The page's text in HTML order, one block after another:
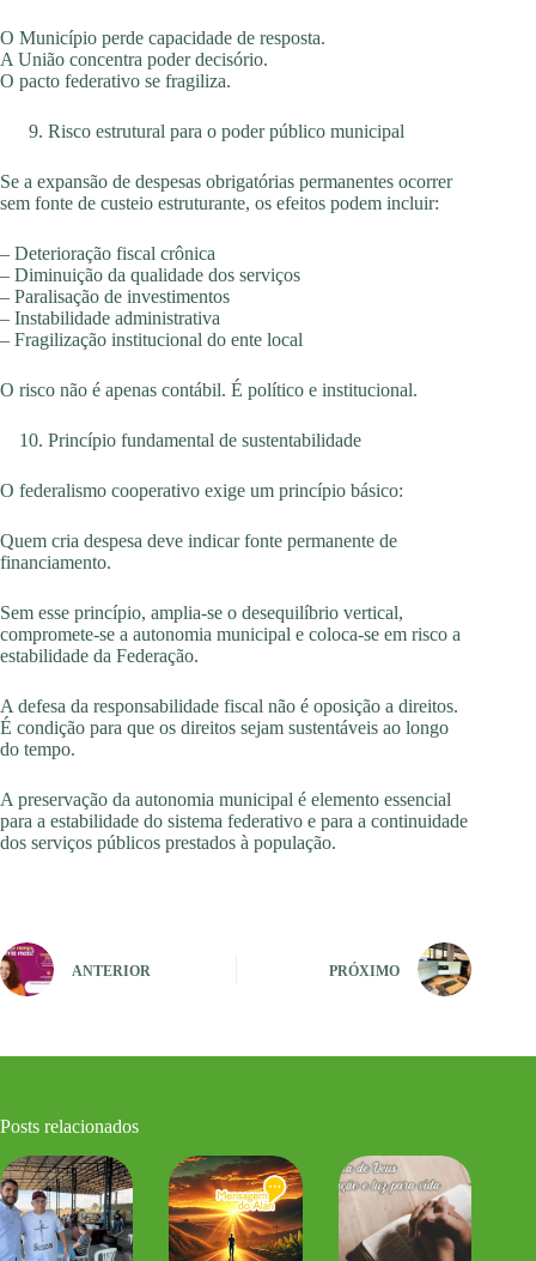
O Município perde capacidade de resposta.
A União concentra poder decisório.
O pacto federativo se fragiliza.
Risco estrutural para o poder público municipal
Se a expansão de despesas obrigatórias permanentes ocorrer
sem fonte de custeio estruturante, os efeitos podem incluir:
– Deterioração fiscal crônica
– Diminuição da qualidade dos serviços
– Paralisação de investimentos
– Instabilidade administrativa
– Fragilização institucional do ente local
O risco não é apenas contábil. É político e institucional.
Princípio fundamental de sustentabilidade
O federalismo cooperativo exige um princípio básico:
Quem cria despesa deve indicar fonte permanente de
financiamento.
Sem esse princípio, amplia-se o desequilíbrio vertical,
compromete-se a autonomia municipal e coloca-se em risco a
estabilidade da Federação.
A defesa da responsabilidade fiscal não é oposição a direitos.
É condição para que os direitos sejam sustentáveis ao longo
do tempo.
A preservação da autonomia municipal é elemento essencial
para a estabilidade do sistema federativo e para a continuidade
dos serviços públicos prestados à população.
ANTERIOR PRÓXIMO
Posts relacionados